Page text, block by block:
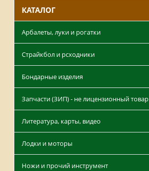
КАТАЛОГ
Арбалеты, луки и рогатки
Страйкбол и рсходники
Бондарные изделия
Запчасти (ЗИП) - не лицензионный товар
Литература, карты, видео
Лодки и моторы
Ножи и прочий инструмент